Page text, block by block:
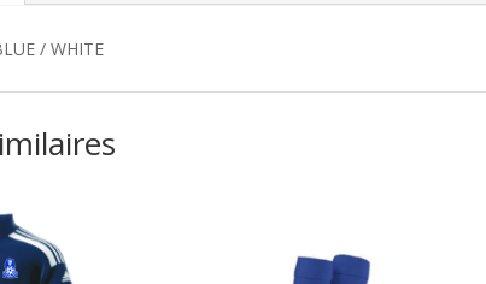
/ WHITE